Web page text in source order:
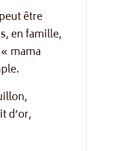
être
en famille,
mama
d’or,